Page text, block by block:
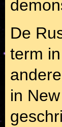
De
term
in